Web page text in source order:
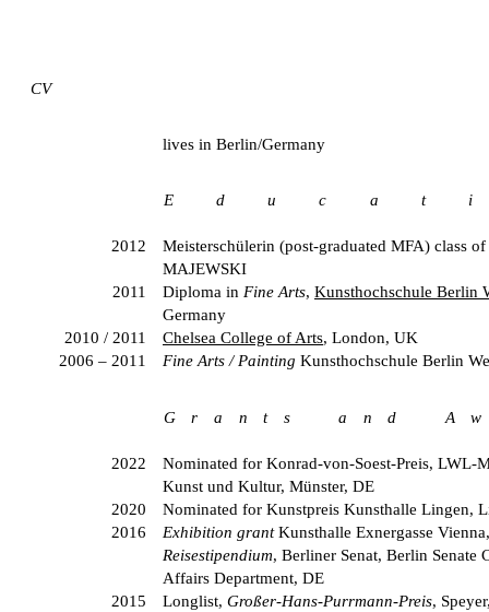
CV
lives in Berlin/Germany
E d u c a t i
2012
Meisterschülerin (post-graduated MFA) class of
MAJEWSKI
2011
Diploma in Fine Arts, Kunsthochschule Berlin
Germany
2010 / 2011
Chelsea College of Arts, London, UK
2006 – 2011
Fine Arts / Painting Kunsthochschule Berlin
G r a n t s a n d A w
2022
Nominated for Konrad-von-Soest-Preis, LWL-
Kunst und Kultur, Münster, DE
2020
Nominated for Kunstpreis Kunsthalle Lingen,
2016
Exhibition grantKunsthalle Exnergasse
Reisestipendium, Berliner Senat, Berlin Senate
Affairs Department, DE
2015
Longlist, Großer-Hans-Purrmann-Preis,